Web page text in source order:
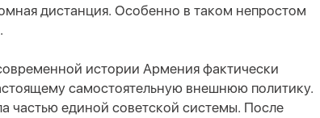
дистанция. Особенно в таком непростом
истории Армения фактически
самостоятельную внешнюю политику.
частью единой советской системы. После